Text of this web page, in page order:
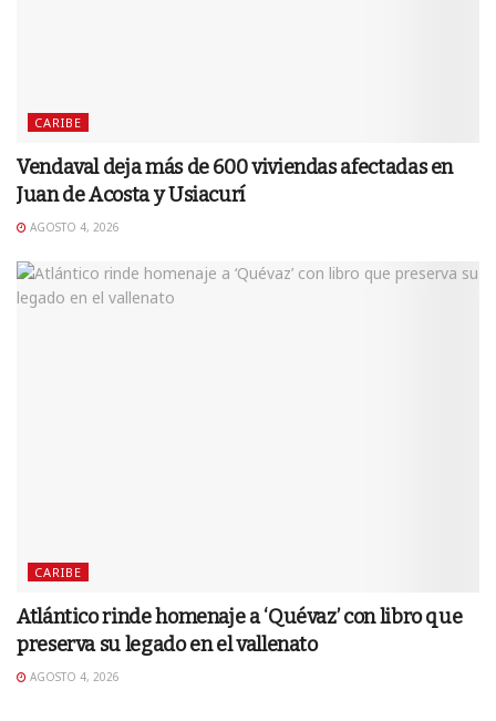
CARIBE
Vendaval deja más de 600 viviendas afectadas en
Juan de Acosta y Usiacurí
AGOSTO 4, 2026
CARIBE
Atlántico rinde homenaje a ‘Quévaz’ con libro que
preserva su legado en el vallenato
AGOSTO 4, 2026